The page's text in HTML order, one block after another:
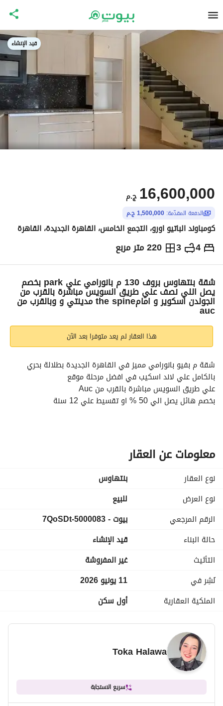
قيد الإنشاء
ج.م 16,600,000
الدفعة المقدّمة: 1,500,000 ج.م
كومباوند الباتيو اورو، التجمع الخامس، القاهرة الجديدة، القاهرة
4
3 220 متر مربع ج.م16,600,000
الاماكن القريبة شقة بنتهاوس بروف 130 م بانورامي علي park بخصم
يصل اللي نصف علي طريق السويس مباشرة بالقرب من
الجولدن اسكوير و امامthe spine مدينتي و وبالقرب من
auc
هذا العقار لم يعد متوفرا بعد الآن
بالكامل علي لاند اسكيب في افضل مرحلة موقع
علي طريق السويس مباشرة بالقرب من Auc
بخصم هائل يصل الي 50 % او تقسيط علي 12 سنة
تقسيمه : 4 غرف +3 حمام + رسبشين
فيو : double view
نظام السداد :
مقدم : 1,500,000
اقساط : علي 8سنة بدون فوائد
خصم : يصل الي 50%
اتصل لتفاصيل الخصم: عرض معلومات الاتصال + واتساب
معلومات عن العقار
نوع العقار
بنتهاوس
نوع العرض
للبيع
الرقم المرجعي
بيوت - 5000083-7QoSDt
حالة البناء
قيد الإنشاء
التأثيث
غير المفروشة
نُشِر في
11 يونيو 2026
الملكية العقارية
أول سكن
Toka Halawa
سريع الاستجابة